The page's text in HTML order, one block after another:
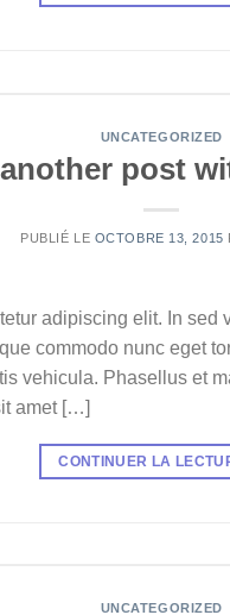
UNCATEGORIZED
post
PUBLIÉ LE OCTOBRE 13, 2015
adipiscing elit. In
commodo nunc eget
vehicula. Phasellus et
amet […]
CONTINUER LA
UNCATEGORIZED